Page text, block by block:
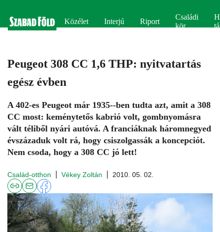
Közélet Interjú Riport
Családi
kör
Peugeot 308 CC 1,6 THP: nyitvatartás
egész évben
A 402-es Peugeot már 1935--ben tudta azt, amit a 308
CC most: keménytetős kabrió volt, gombnyomásra
vált téliből nyári autóvá. A franciáknak háromnegyed
évszázaduk volt rá, hogy csiszolgassák a koncepciót.
Nem csoda, hogy a 308 CC jó lett!
Család-otthon Vékey Zoltán 2010. 05. 02.